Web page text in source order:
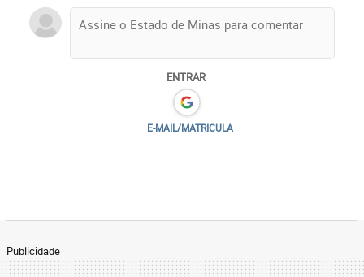
ENTRAR
E-MAIL/MATRICULA
Publicidade